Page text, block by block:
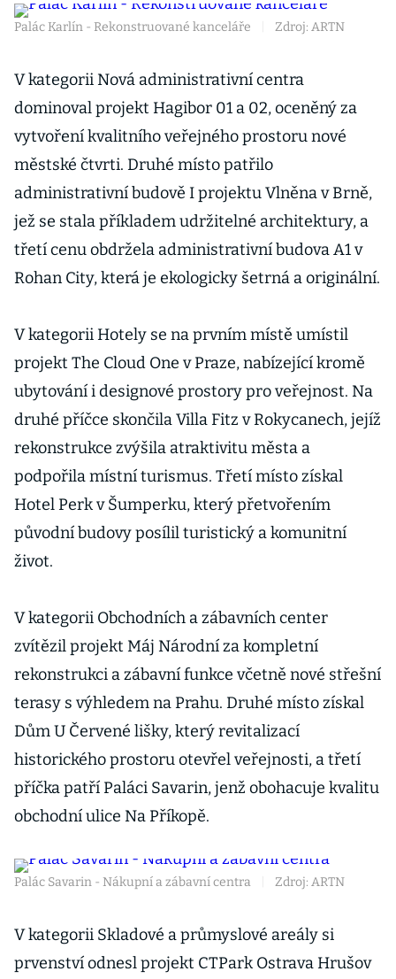
Palác Karlín - Rekonstruované kanceláře Zdroj: ARTN
V kategorii Nová administrativní centra
dominoval projekt Hagibor 01 a 02, oceněný za
vytvoření kvalitního veřejného prostoru nové
městské čtvrti. Druhé místo patřilo
administrativní budově I projektu Vlněna v Brně,
jež se stala příkladem udržitelné architektury, a
třetí cenu obdržela administrativní budova A1 v
Rohan City, která je ekologicky šetrná a originální.
V kategorii Hotely se na prvním místě umístil
projekt The Cloud One v Praze, nabízející kromě
ubytování i designové prostory pro veřejnost. Na
druhé příčce skončila Villa Fitz v Rokycanech, jejíž
rekonstrukce zvýšila atraktivitu města a
podpořila místní turismus. Třetí místo získal
Hotel Perk v Šumperku, který přetvořením
původní budovy posílil turistický a komunitní
život.
V kategorii Obchodních a zábavních center
zvítězil projekt Máj Národní za kompletní
rekonstrukci a zábavní funkce včetně nové střešní
terasy s výhledem na Prahu. Druhé místo získal
Dům U Červené lišky, který revitalizací
historického prostoru otevřel veřejnosti, a třetí
příčka patří Paláci Savarin, jenž obohacuje kvalitu
obchodní ulice Na Příkopě.
Palác Savarin - Nákupní a zábavní centra Zdroj: ARTN
V kategorii Skladové a průmyslové areály si
prvenství odnesl projekt CTPark Ostrava Hrušov